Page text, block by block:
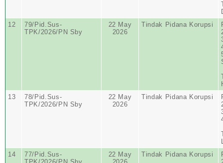
12
79/Pid.Sus-
TPK/2026/PN Sby
22 May
2026
Tindak Pidana Korupsi
13
78/Pid.Sus-
TPK/2026/PN Sby
22 May
2026
Tindak Pidana Korupsi
14
77/Pid.Sus-
22 May
Tindak Pidana Korupsi